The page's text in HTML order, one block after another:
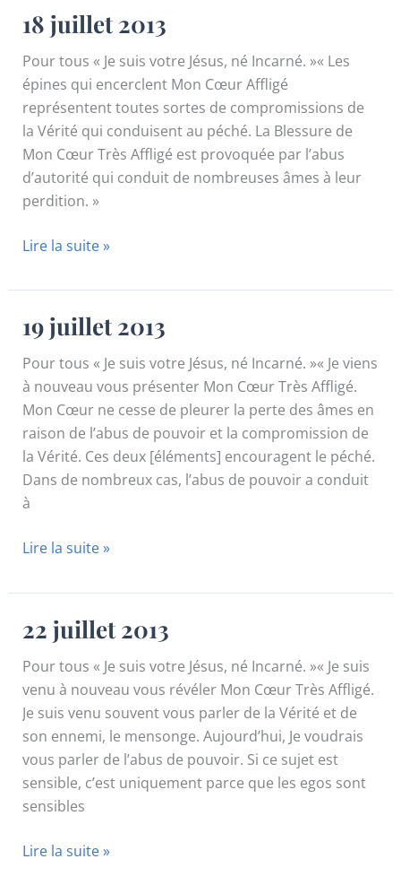
18 juillet 2013
Pour tous « Je suis votre Jésus, né Incarné. »« Les
épines qui encerclent Mon Cœur Affligé
représentent toutes sortes de compromissions de
la Vérité qui conduisent au péché. La Blessure de
Mon Cœur Très Affligé est provoquée par l’abus
d’autorité qui conduit de nombreuses âmes à leur
perdition. »
18
2013
Lire la suite »
19 juillet 2013
Pour tous « Je suis votre Jésus, né Incarné. »« Je viens
à nouveau vous présenter Mon Cœur Très Affligé.
Mon Cœur ne cesse de pleurer la perte des âmes en
raison de l’abus de pouvoir et la compromission de
la Vérité. Ces deux [éléments] encouragent le péché.
Dans de nombreux cas, l’abus de pouvoir a conduit
à
19
2013
Lire la suite »
22 juillet 2013
Pour tous « Je suis votre Jésus, né Incarné. »« Je suis
venu à nouveau vous révéler Mon Cœur Très Affligé.
Je suis venu souvent vous parler de la Vérité et de
son ennemi, le mensonge. Aujourd’hui, Je voudrais
vous parler de l’abus de pouvoir. Si ce sujet est
sensible, c’est uniquement parce que les egos sont
sensibles
22
Lire la suite »